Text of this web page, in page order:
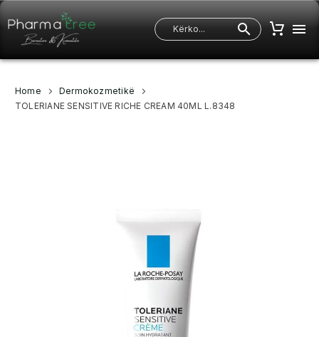
Home
Dermokozmetikë
TOLERIANE SENSITIVE RICHE CREAM 40ML L.8348